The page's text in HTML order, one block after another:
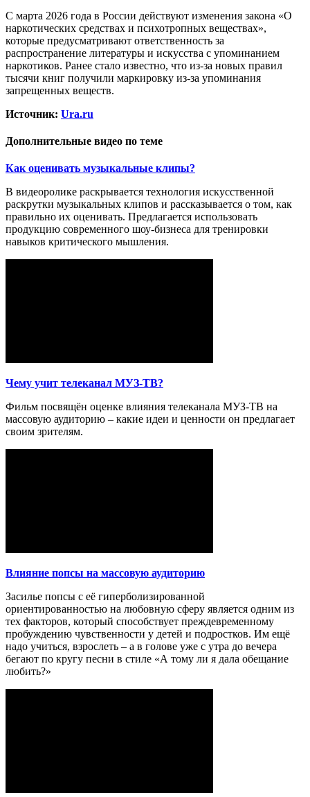
С марта 2026 года в России действуют изменения закона «О
наркотических средствах и психотропных веществах»,
которые предусматривают ответственность за
распространение литературы и искусства с упоминанием
наркотиков. Ранее стало известно, что из-за новых правил
тысячи книг получили маркировку из-за упоминания
запрещенных веществ.
Источник: Ura.ru
Дополнительные видео по теме
Как оценивать музыкальные клипы?
В видеоролике раскрывается технология искусственной
раскрутки музыкальных клипов и рассказывается о том, как
правильно их оценивать. Предлагается использовать
продукцию современного шоу-бизнеса для тренировки
навыков критического мышления.
Чему учит телеканал МУЗ-ТВ?
Фильм посвящён оценке влияния телеканала МУЗ-ТВ на
массовую аудиторию – какие идеи и ценности он предлагает
своим зрителям.
Влияние попсы на массовую аудиторию
Засилье попсы с её гиперболизированной
ориентированностью на любовную сферу является одним из
тех факторов, который способствует преждевременному
пробуждению чувственности у детей и подростков. Им ещё
надо учиться, взрослеть – а в голове уже с утра до вечера
бегают по кругу песни в стиле «А тому ли я дала обещание
любить?»